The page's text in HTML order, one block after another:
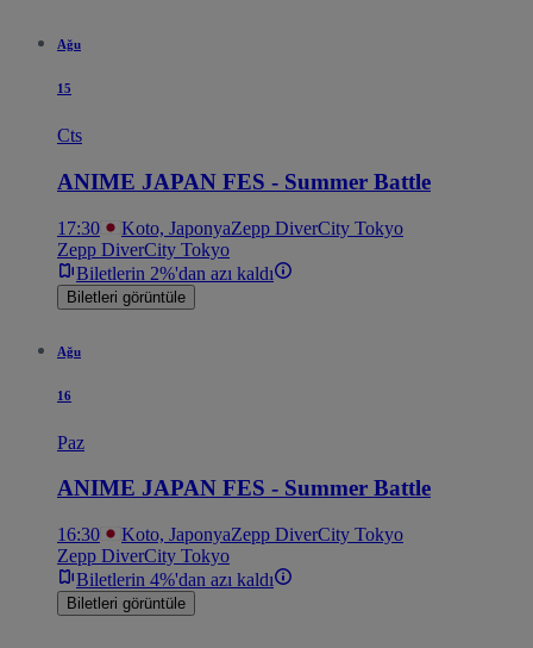
Ağu
15
Cts
ANIME JAPAN FES - Summer Battle
17:30 Koto, JaponyaZepp DiverCity Tokyo
Zepp DiverCity Tokyo
Biletlerin 2%'dan azı kaldı
Biletleri görüntüle
Ağu
16
Paz
ANIME JAPAN FES - Summer Battle
16:30 Koto, JaponyaZepp DiverCity Tokyo
Zepp DiverCity Tokyo
Biletlerin 4%'dan azı kaldı
Biletleri görüntüle